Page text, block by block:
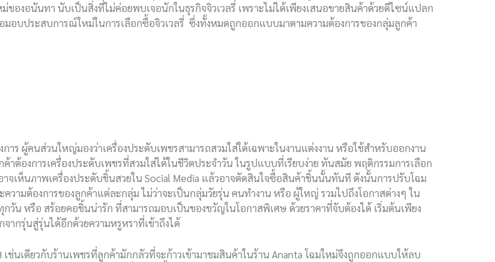
ของอนันทา นับเป็นสิ่งที่ไม่ค่อยพบเจอนักในธุรกิจจิวเวลรี่ เพราะไม่ได้เพียงเสนอขายสินค้าด้วยดีไซน์แปลก
บประสบการณ์ใหม่ในการเลือกซื้อจิวเวลรี่ ซึ่งทั้งหมดถูกออกแบบมาตามความต้องการของกลุ่มลูกค้า
ร ผู้คนส่วนใหญ่มองว่าเครื่องประดับเพชรสามารถสวมใส่ใด้เฉพาะในงานแต่งงาน หรือใช้สำหรับออกงาน
องการเครื่องประดับเพชรที่สวมใส่ได้ในชีวิตประจำวัน ในรูปแบบที่เรียบง่าย ทันสมัย พฤติกรรมการเลือก
จเห็นภาพเครื่องประดับชิ้นสวยใน Social Media แล้วอาจตัดสินใจซื้อสินค้าชิ้นนั้นทันที ดังนั้นการปรับโฉม
ามต้องการของลูกค้าแต่ละกลุ่ม ไม่ว่าจะเป็นกลุ่มวัยรุ่น คนทำงาน หรือ ผู้ใหญ่ รวมไปถึงโอกาสต่างๆ ใน
กวัน หรือ สร้อยคอชิ้นน่ารัก ที่สามารถมอบเป็นของขวัญในโอกาสพิเศษ ด้วยราคาที่จับต้องได้ เริ่มต้นเพียง
ากรุ่นสู่รุ่นได้อีกด้วยความหรูหราที่เข้าถึงได้
นเดียวกับร้านเพชรที่ลูกค้ามักกลัวที่จะก้าวเข้ามาชมสินค้าในร้าน Ananta โฉมใหม่จึงถูกออกแบบให้ลบ